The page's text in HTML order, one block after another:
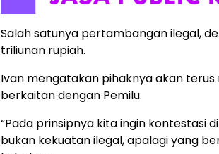
Salah satunya pertambangan ilegal,
triliunan rupiah.
Ivan mengatakan pihaknya akan
berkaitan dengan Pemilu.
“Pada prinsipnya kita ingin kontestasi
bukan kekuatan ilegal, apalagi yang